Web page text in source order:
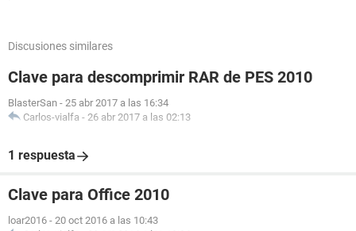
Discusiones similares
Clave para descomprimir RAR de PES 2010
BlasterSan - 25 abr 2017 a las 16:34
Carlos-vialfa - 26 abr 2017 a las 02:13
1 respuesta
Clave para Office 2010
loar2016 - 20 oct 2016 a las 10:43